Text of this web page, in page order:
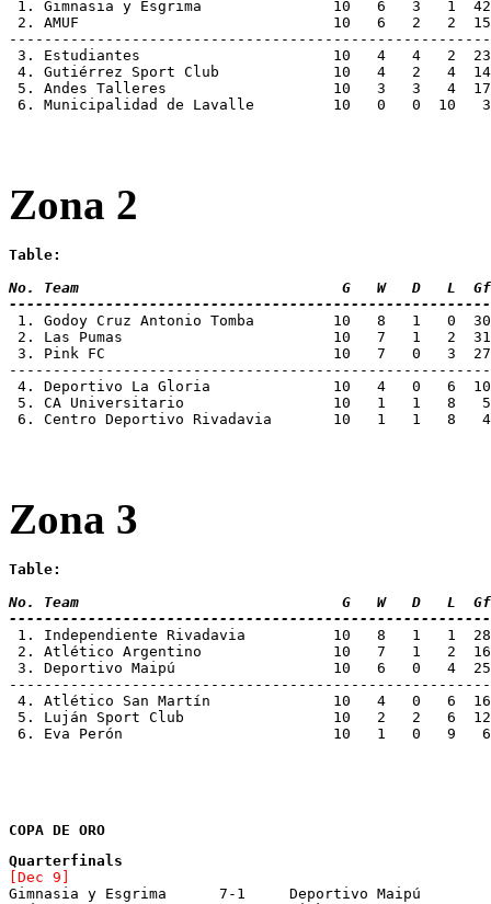
2. AMUF			     10   6   2
3. Estudiantes			     10   4
4. Gutiérrez Sport Club
5. Andes Talleres		     10
6. Municipalidad de Lavalle
Zona 2
Table:
No. Team 			      G   W   D
1. Godoy Cruz Antonio Tomba
2. Las Pumas			     10   7
3. Pink FC			     10   7
4. Deportivo La Gloria
5. CA Universitario		     10
6. Centro Deportivo Rivadavia
Zona 3
Table:
No. Team 			      G   W   D
1. Independiente Rivadavia
2. Atlético Argentino		     10
3. Deportivo Maipú		     10
4. Atlético San Martín
5. Luján Sport Club		     10
6. Eva Perón			     10   1
COPA DE ORO
[Dec 9]
Gimnasia y Esgrima	7-1	Deportivo Maipú